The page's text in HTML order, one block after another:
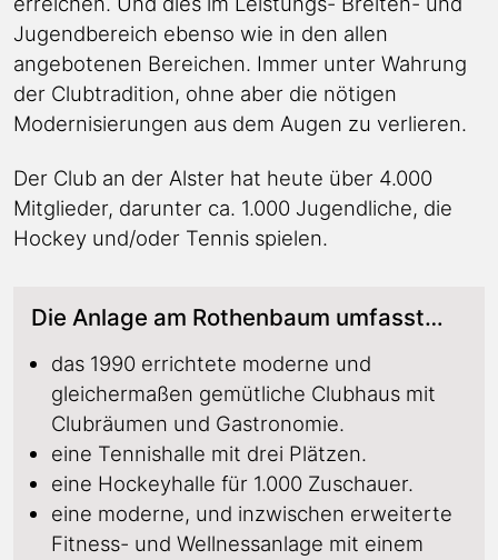
Jugendbereich ebenso wie in den allen
angebotenen Bereichen. Immer unter Wahrung
der Clubtradition, ohne aber die nötigen
Modernisierungen aus dem Augen zu verlieren.
Der Club an der Alster hat heute über 4.000
Mitglieder, darunter ca. 1.000 Jugendliche, die
Hockey und/oder Tennis spielen.
Die Anlage am Rothenbaum umfasst…
das 1990 errichtete moderne und
gleichermaßen gemütliche Clubhaus mit
Clubräumen und Gastronomie.
eine Tennishalle mit drei Plätzen.
eine Hockeyhalle für 1.000 Zuschauer.
eine moderne, und inzwischen erweiterte
Fitness- und Wellnessanlage mit einem